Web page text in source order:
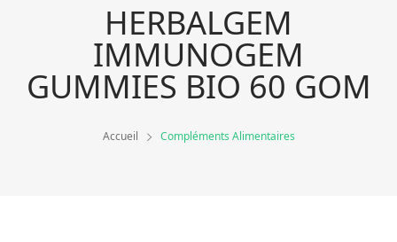
HERBALGEM
IMMUNOGEM
GUMMIES BIO 60 GOM
Accueil Compléments Alimentaires